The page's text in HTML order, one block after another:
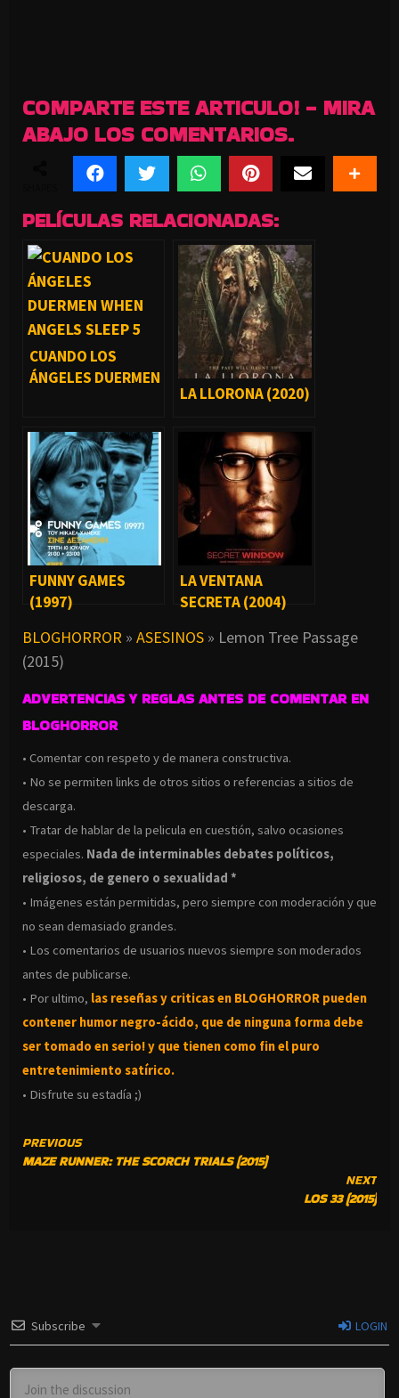
COMPARTE ESTE ARTICULO! - MIRA
ABAJO LOS COMENTARIOS.
PELÍCULAS RELACIONADAS:
CUANDO LOS
ÁNGELES DUERMEN
LA LLORONA (2020)
FUNNY GAMES
(1997)
LA VENTANA
SECRETA (2004)
BLOGHORROR » ASESINOS » Lemon Tree Passage
(2015)
ADVERTENCIAS Y REGLAS ANTES DE COMENTAR EN
BLOGHORROR
• Comentar con respeto y de manera constructiva.
• No se permiten links de otros sitios o referencias a sitios de
descarga.
• Tratar de hablar de la pelicula en cuestión, salvo ocasiones
especiales. Nada de interminables debates políticos,
religiosos, de genero o sexualidad *
• Imágenes están permitidas, pero siempre con moderación y que
no sean demasiado grandes.
• Los comentarios de usuarios nuevos siempre son moderados
antes de publicarse.
• Por ultimo, las reseñas y criticas en BLOGHORROR pueden
contener humor negro-ácido, que de ninguna forma debe
ser tomado en serio! y que tienen como fin el puro
entretenimiento satírico.
• Disfrute su estadía ;)
CONTINUE
READING
PREVIOUS
MAZE RUNNER: THE SCORCH TRIALS (2015)
NEXT
LOS 33 (2015)
Subscribe LOGIN